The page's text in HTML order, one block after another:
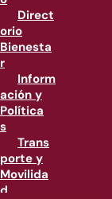
Direct
orio
Bienesta
r
Inform
ación y
Política
s
Trans
porte y
Movilida
d